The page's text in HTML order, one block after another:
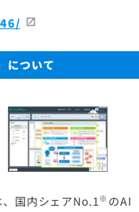
ついて
国内シェアNo.1※ のAI